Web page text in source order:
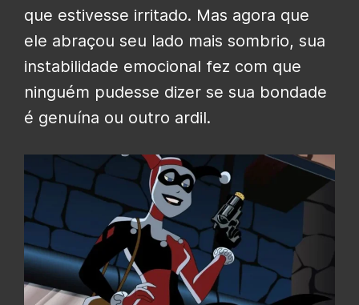
que estivesse irritado. Mas agora que
ele abraçou seu lado mais sombrio, sua
instabilidade emocional fez com que
ninguém pudesse dizer se sua bondade
é genuína ou outro ardil.